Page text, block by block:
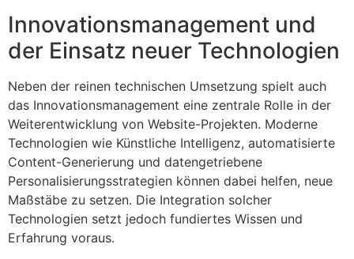
Innovationsmanagement und
der Einsatz neuer Technologien
Neben der reinen technischen Umsetzung spielt auch
das Innovationsmanagement eine zentrale Rolle in der
Weiterentwicklung von Website-Projekten. Moderne
Technologien wie Künstliche Intelligenz, automatisierte
Content-Generierung und datengetriebene
Personalisierungsstrategien können dabei helfen, neue
Maßstäbe zu setzen. Die Integration solcher
Technologien setzt jedoch fundiertes Wissen und
Erfahrung voraus.